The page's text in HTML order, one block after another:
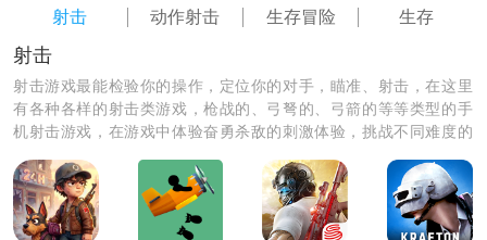
2. 环境利用与潜行：
废墟、掩体都能成为保命关键。很多时候绕后、偷袭比
硬碰硬更有效，晚上行动也能降低被发现的概率。
3. 团队协作配合：
与其他幸存者组队时，可以分工负责侦查、输出或治
射击 动作射击 生存冒险 生存
射击
射击游戏最能检验你的操作，定位你的对手，瞄准、射击，在这里
有各种各样的射击类游戏，枪战的、弓弩的、弓箭的等等类型的手
机射击游戏，在游戏中体验奋勇杀敌的刺激体验，挑战不同难度的